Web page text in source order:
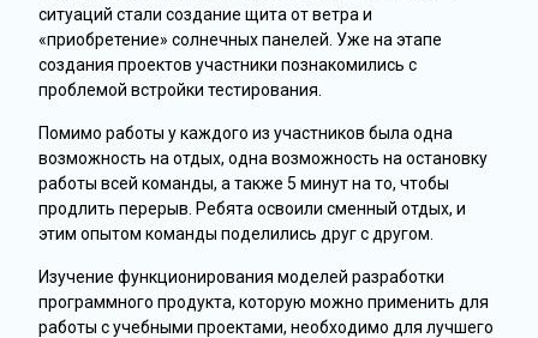
ситуаций стали создание щита от ветра и
«приобретение» солнечных панелей. Уже на этапе
создания проектов участники познакомились с
проблемой встройки тестирования.
Помимо работы у каждого из участников была одна
возможность на отдых, одна возможность на остановку
работы всей команды, а также 5 минут на то, чтобы
продлить перерыв. Ребята освоили сменный отдых, и
этим опытом команды поделились друг с другом.
Изучение функционирования моделей разработки
программного продукта, которую можно применить для
работы с учебными проектами, необходимо для лучшего